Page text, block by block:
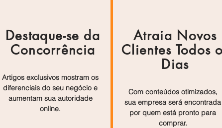
Destaque-se da
Concorrência
Artigos exclusivos mostram os
diferenciais do seu negócio e
aumentam sua autoridade
online.
Atraia Novos
Clientes Todos
Dias
Com conteúdos otimizados,
sua empresa será encontrada
por quem está pronto para
comprar.